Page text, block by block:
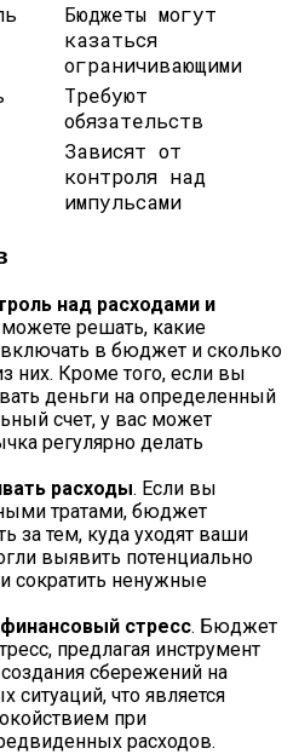
Бюджеты могут
казаться
ограничивающими
Требуют
обязательств
Зависят от
контроля над
импульсами
над расходами и
решать, какие
в бюджет и сколько
них. Кроме того, если вы
деньги на определенный
счет, у вас может
регулярно делать
расходы. Если вы
тратами, бюджет
за тем, куда уходят ваши
выявить потенциально
сократить ненужные
стресс. Бюджет
предлагая инструмент
сбережений на
ситуаций, что является
при
расходов.